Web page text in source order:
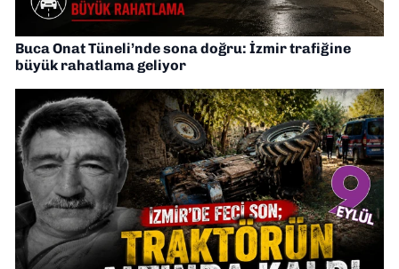
Buca Onat Tüneli’nde sona doğru: İzmir trafiğine
büyük rahatlama geliyor